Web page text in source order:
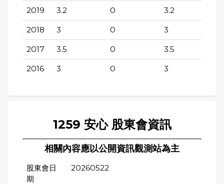
2019 3.2 0 3.2
2018 3 0 3
2017 3.5 0 3.5
2016 3 0 3
1259 安心 股東會資訊
相關內容應以公開資訊觀測站為主
股東會日
期
20260522